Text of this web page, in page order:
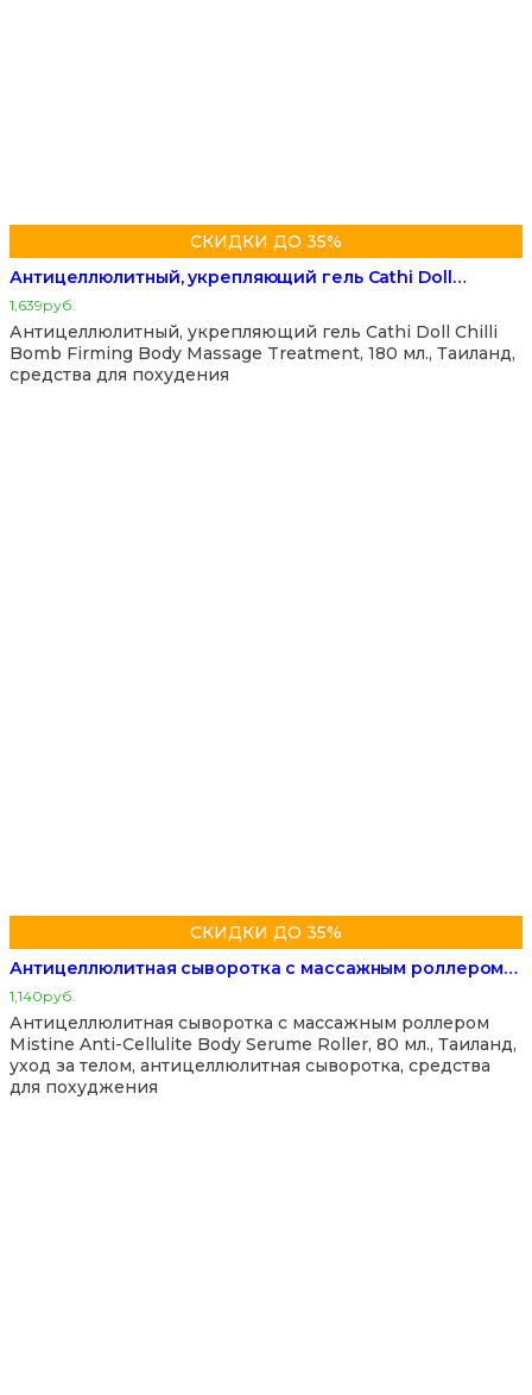
СКИДКИ ДО 35%
Антицеллюлитный, укрепляющий гель Cathi Doll…
1,639руб.
Антицеллюлитный, укрепляющий гель Cathi Doll Chilli
Bomb Firming Body Massage Treatment, 180 мл., Таиланд,
средства для похудения
СКИДКИ ДО 35%
Антицеллюлитная сыворотка с массажным роллером…
1,140руб.
Антицеллюлитная сыворотка с массажным роллером
Mistine Anti-Cellulite Body Serume Roller, 80 мл., Таиланд,
уход за телом, антицеллюлитная сыворотка, средства
для похуджения